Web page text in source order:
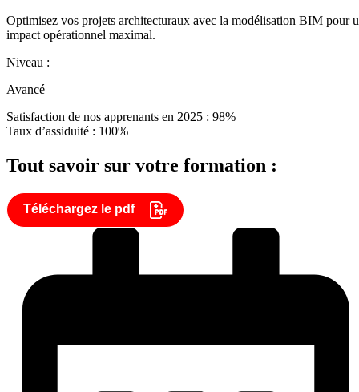
Optimisez vos projets architecturaux avec la modélisation BIM pour
impact opérationnel maximal.
Niveau :
Avancé
Satisfaction de nos apprenants en 2025 : 98%
Taux d’assiduité : 100%
Tout savoir sur votre formation :
Téléchargez le pdf